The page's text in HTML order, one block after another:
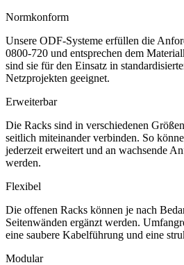
Normkonform
Unsere ODF-Systeme erfüllen die
0800-720 und entsprechen dem
sind sie für den Einsatz in
Netzprojekten geeignet.
Erweiterbar
Die Racks sind in verschiedenen
seitlich miteinander verbinden. So
jederzeit erweitert und an wachsende
werden.
Flexibel
Die offenen Racks können je nach
Seitenwänden ergänzt werden.
eine saubere Kabelführung und eine
Modular